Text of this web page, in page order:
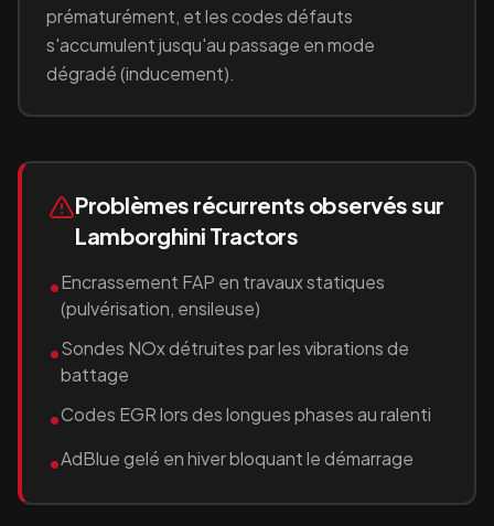
prématurément, et les codes défauts
s'accumulent jusqu'au passage en mode
dégradé (inducement).
Problèmes récurrents observés sur
Lamborghini Tractors
•Encrassement FAP en travaux statiques
(pulvérisation, ensileuse)
•Sondes NOx détruites par les vibrations de
battage
•Codes EGR lors des longues phases au ralenti
•AdBlue gelé en hiver bloquant le démarrage